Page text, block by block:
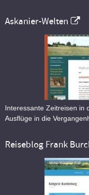
Askanier-Welten
Interessante Zeitreisen in
Ausflüge in die
Reiseblog Frank